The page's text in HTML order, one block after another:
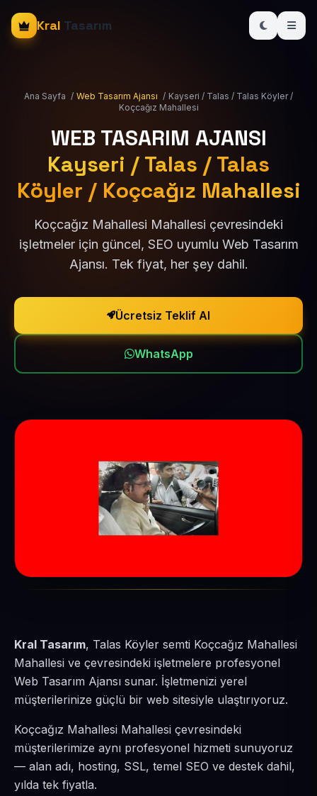
Kral Tasarım
Ana Sayfa / Web Tasarım Ajansı / Kayseri / Talas / Talas Köyler /
Koçcağız Mahallesi
WEB TASARIM AJANSI
Kayseri / Talas / Talas
Köyler / Koçcağız Mahallesi
Koçcağız Mahallesi Mahallesi çevresindeki
işletmeler için güncel, SEO uyumlu Web Tasarım
Ajansı. Tek fiyat, her şey dahil.
Ücretsiz Teklif Al
WhatsApp
Kral Tasarım, Talas Köyler semti Koçcağız Mahallesi
Mahallesi ve çevresindeki işletmelere profesyonel
Web Tasarım Ajansı sunar. İşletmenizi yerel
müşterilerinize güçlü bir web sitesiyle ulaştırıyoruz.
Koçcağız Mahallesi Mahallesi çevresindeki
müşterilerimize aynı profesyonel hizmeti sunuyoruz
— alan adı, hosting, SSL, temel SEO ve destek dahil,
yılda tek fiyatla.